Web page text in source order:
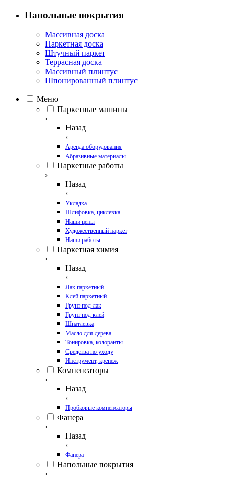
Напольные покрытия
Массивная доска
Паркетная доска
Штучный паркет
Террасная доска
Массивный плинтус
Шпонированный плинтус
Меню
Паркетные машины
›
Назад
‹
Аренда оборудования
Абразивные материалы
Паркетные работы
›
Назад
‹
Укладка
Шлифовка, циклевка
Наши цены
Художественный паркет
Наши работы
Паркетная химия
›
Назад
‹
Лак паркетный
Клей паркетный
Грунт под лак
Грунт под клей
Шпатлевка
Масло для дерева
Тонировка, колоранты
Средства по уходу
Инструмент, крепеж
Компенсаторы
›
Назад
‹
Пробковые компенсаторы
Фанера
›
Назад
‹
Фанера
Напольные покрытия
›